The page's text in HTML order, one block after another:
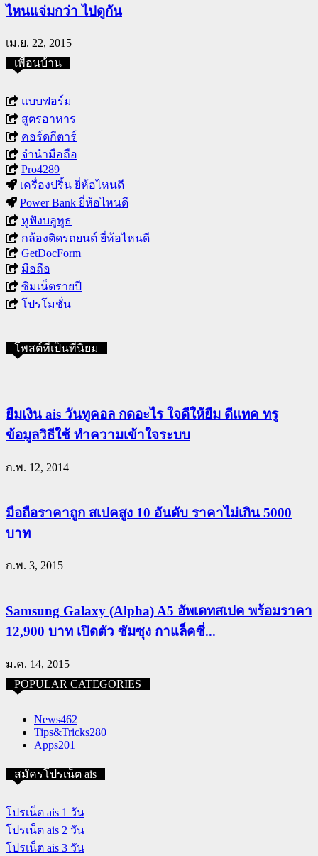
ไหนแจ่มกว่า ไปดูกัน
เม.ย. 22, 2015
เพื่อนบ้าน
แบบฟอร์ม
สูตรอาหาร
คอร์ดกีตาร์
จำนำมือถือ
Pro4289
เครื่องปริ้น ยี่ห้อไหนดี
Power Bank ยี่ห้อไหนดี
หูฟังบลูทูธ
กล้องติดรถยนต์ ยี่ห้อไหนดี
GetDocForm
มือถือ
ซิมเน็ตรายปี
โปรโมชั่น
โพสต์ที่เป็นที่นิยม
ยืมเงิน ais วันทูคอล กดอะไร ใจดีให้ยืม ดีแทค ทรู
ข้อมูลวิธีใช้ ทำความเข้าใจระบบ
ก.พ. 12, 2014
มือถือราคาถูก สเปคสูง 10 อันดับ ราคาไม่เกิน 5000
บาท
ก.พ. 3, 2015
Samsung Galaxy (Alpha) A5 อัพเดทสเปค พร้อมราคา
12,900 บาท เปิดตัว ซัมซุง กาแล็คซี่...
ม.ค. 14, 2015
POPULAR CATEGORIES
News462
Tips&Tricks280
Apps201
สมัครโปรเน็ต ais
โปรเน็ต ais 1 วัน
โปรเน็ต ais 2 วัน
โปรเน็ต ais 3 วัน